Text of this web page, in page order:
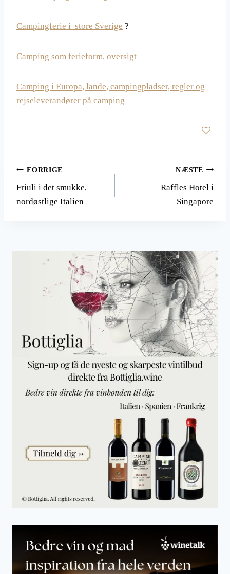
Campingferie i store Sverige ?
Camping som ferieform, oversigt
Camping i Europa, lande, campingpladser, regler og
rejseleverandører på camping
Indlægsnavigation
FORRIGE
Friuli i det smukke,
nordøstlige Italien
NÆSTE
Raffles Hotel i
Singapore